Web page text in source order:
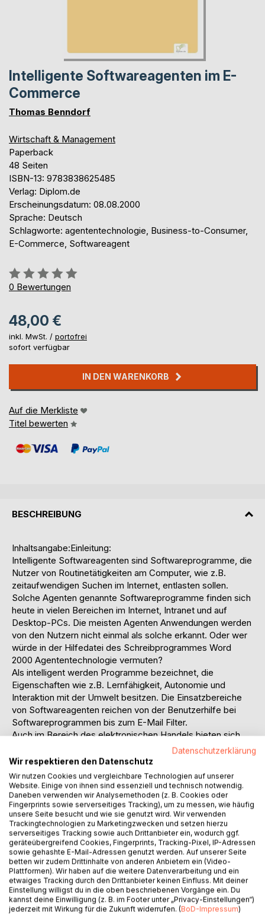
Intelligente Softwareagenten im E-
Commerce
Thomas Benndorf
Wirtschaft & Management
Paperback
48 Seiten
ISBN-13: 9783838625485
Verlag: Diplom.de
Erscheinungsdatum: 08.08.2000
Sprache: Deutsch
Schlagworte: agententechnologie, Business-to-Consumer,
E-Commerce, Softwareagent
Bewertung::
0%
0 Bewertungen
48,00 €
inkl. MwSt. / portofrei
sofort verfügbar
IN DEN WARENKORB
Auf die Merkliste
Titel bewerten
BESCHREIBUNG
Inhaltsangabe:Einleitung:
Intelligente Softwareagenten sind Softwareprogramme, die
Nutzer von Routinetätigkeiten am Computer, wie z.B.
zeitaufwendigen Suchen im Internet, entlasten sollen.
Solche Agenten genannte Softwareprogramme finden sich
heute in vielen Bereichen im Internet, Intranet und auf
Desktop-PCs. Die meisten Agenten Anwendungen werden
von den Nutzern nicht einmal als solche erkannt. Oder wer
würde in der Hilfedatei des Schreibprogrammes Word
2000 Agententechnologie vermuten?
Als intelligent werden Programme bezeichnet, die
Eigenschaften wie z.B. Lernfähigkeit, Autonomie und
Interaktion mit der Umwelt besitzen. Die Einsatzbereiche
von Softwareagenten reichen von der Benutzerhilfe bei
Softwareprogrammen bis zum E-Mail Filter.
Auch im Bereich des elektronischen Handels bieten sich
eine Vielzahl von Einsatzmöglichkeiten für intelligente
Softwareagenten auf Seiten der Anbieter und Nachfrager.
Die Art der Tätigkeit richtet sich vornehmlich nach den
Wünschen des Kunden und nach der Komplexität der
Softwareagenten.
Gang der Untersuchung:
Thema dieser Diplomarbeit ist es, die
Anwendungsbereiche und die Auswirkungen des Einsatzes
von Softwareagenten im E-Commerce zu untersuchen.
Dabei werde ich bei den Grundlagen erklären, was unter
intelligenten Softwareagenten zu verstehen ist (1.1) und wie
sie klassifiziert werden (1.2). Anschließend erläutere ich
was unter E-Commerce zu verstehen ist (1.3).
Danach zeige ich die Einsatzgebiete von Softwareagenten
Datenschutzerklärung
Wir respektieren den Datenschutz
Wir nutzen Cookies und vergleichbare Technologien auf unserer
Website. Einige von ihnen sind essenziell und technisch notwendig.
Daneben verwenden wir Analysemethoden (z. B. Cookies oder
Fingerprints sowie serverseitiges Tracking), um zu messen, wie häufig
unsere Seite besucht und wie sie genutzt wird. Wir verwenden
Trackingtechnologien zu Marketingzwecken und setzen hierzu
serverseitiges Tracking sowie auch Drittanbieter ein, wodurch ggf.
geräteübergreifend Cookies, Fingerprints, Tracking-Pixel, IP-Adressen
sowie gehashte E-Mail-Adressen genutzt werden. Auf unserer Seite
betten wir zudem Drittinhalte von anderen Anbietern ein (Video-
Plattformen). Wir haben auf die weitere Datenverarbeitung und ein
etwaiges Tracking durch den Drittanbieter keinen Einfluss. Mit deiner
Einstellung willigst du in die oben beschriebenen Vorgänge ein. Du
kannst deine Einwilligung (z. B. im Footer unter „Privacy-Einstellungen“)
jederzeit mit Wirkung für die Zukunft widerrufen. (BoD-Impressum)